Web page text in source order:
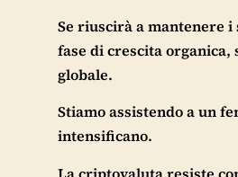
Se riuscirà a mantenere
fase di crescita organica,
globale.
Stiamo assistendo a un
intensificano.
La criptovaluta resiste